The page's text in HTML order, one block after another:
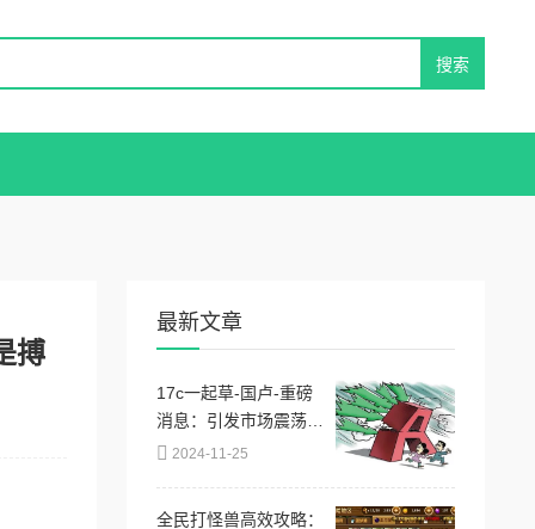
搏
最新文章
17c一起草-国卢-重磅
消息：引发市场震荡的
政策变化即将出台，投
2024-11-25
全民打怪兽高效攻略：